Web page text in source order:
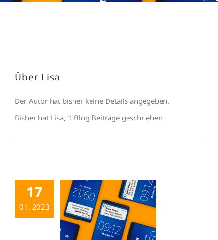
Über Lisa
Der Autor hat bisher keine Details angegeben.
Bisher hat Lisa, 1 Blog Beiträge geschrieben.
17
01. 2023